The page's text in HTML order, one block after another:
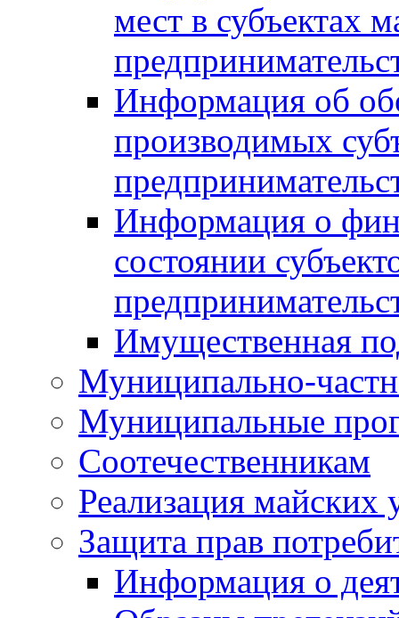
мест в субъектах
Информация об
производимых
Информация о
состоянии
Имущественная
Муниципально-
Муниципальные
Соотечественникам
Реализация майских
Защита прав
Информация о